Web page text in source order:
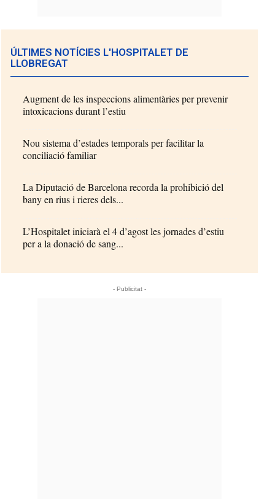
ÚLTIMES NOTÍCIES L'HOSPITALET DE
LLOBREGAT
Augment de les inspeccions alimentàries per prevenir
intoxicacions durant l’estiu
Nou sistema d’estades temporals per facilitar la
conciliació familiar
La Diputació de Barcelona recorda la prohibició del
bany en rius i rieres dels...
L’Hospitalet iniciarà el 4 d’agost les jornades d’estiu
per a la donació de sang...
- Publicitat -